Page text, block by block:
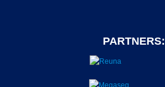
PARTNERS: